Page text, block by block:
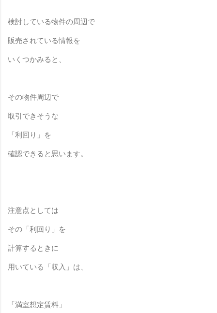
検討している物件の周辺で
販売されている情報を
いくつかみると、
その物件周辺で
取引できそうな
「利回り」を
確認できると思います。
注意点としては
その「利回り」を
計算するときに
用いている「収入」は、
「満室想定賃料」